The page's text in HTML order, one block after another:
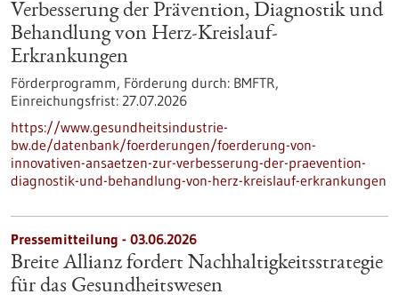
Verbesserung der Prävention, Diagnostik und
Behandlung von Herz-Kreislauf-
Erkrankungen
Förderprogramm, Förderung durch: BMFTR,
Einreichungsfrist: 27.07.2026
https://www.gesundheitsindustrie-
bw.de/datenbank/foerderungen/foerderung-von-
innovativen-ansaetzen-zur-verbesserung-der-praevention-
diagnostik-und-behandlung-von-herz-kreislauf-erkrankungen
Pressemitteilung - 03.06.2026
Breite Allianz fordert Nachhaltigkeitsstrategie
für das Gesundheitswesen